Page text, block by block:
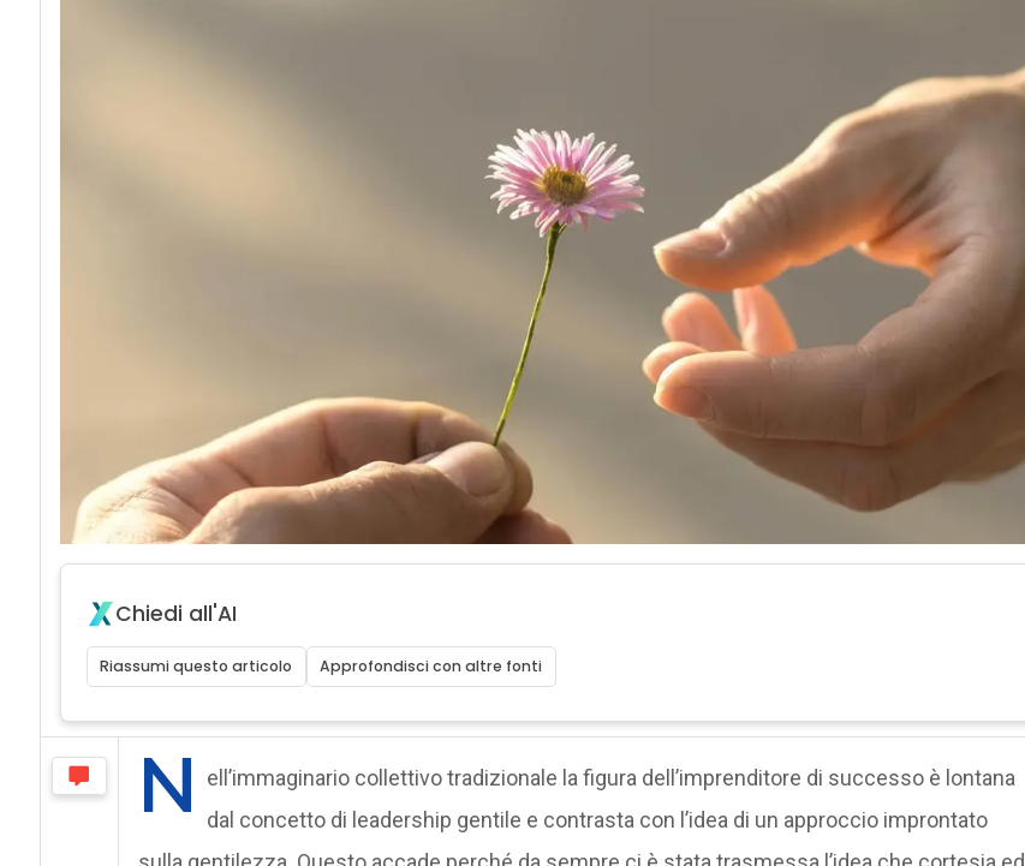
Chiedi all'AI
Riassumi questo articolo Approfondisci con altre fonti
N
ell’immaginario collettivo tradizionale la figura dell’imprenditore di successo è lontana
dal concetto di leadership gentile e contrasta con l’idea di un approccio improntato